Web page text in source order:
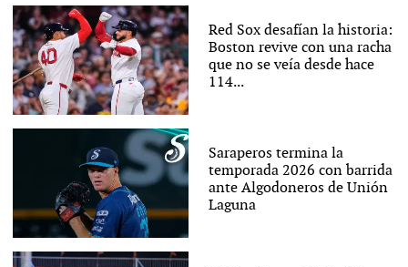
Red Sox desafían la historia:
Boston revive con una racha
que no se veía desde hace
114...
Saraperos termina la
temporada 2026 con barrida
ante Algodoneros de Unión
Laguna